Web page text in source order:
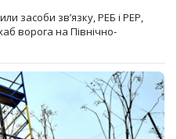
засоби зв’язку, РЕБ і РЕР,
ворога на Північно-